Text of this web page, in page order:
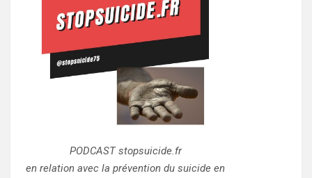
PODCAST stopsuicide.fr
en relation avec la prévention du suicide en